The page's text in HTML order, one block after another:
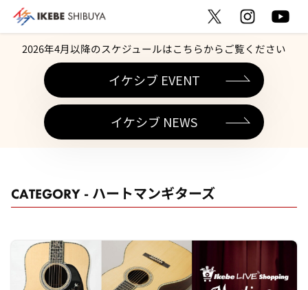
2026年4月以降のスケジュールはこちらからご覧ください
イケシブ EVENT
イケシブ NEWS
CATEGORY - ハートマンギターズ